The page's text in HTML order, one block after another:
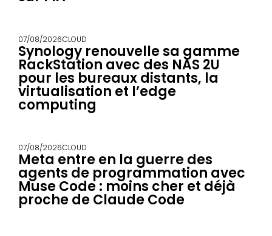
07/08/2026CLOUD
Synology renouvelle sa gamme
RackStation avec des NAS 2U
pour les bureaux distants, la
virtualisation et l’edge
computing
07/08/2026CLOUD
Meta entre en la guerre des
agents de programmation avec
Muse Code : moins cher et déjà
proche de Claude Code